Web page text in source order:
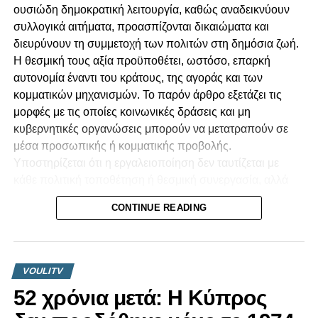
ουσιώδη δημοκρατική λειτουργία, καθώς αναδεικνύουν
συλλογικά αιτήματα, προασπίζονται δικαιώματα και
διευρύνουν τη συμμετοχή των πολιτών στη δημόσια ζωή.
Η θεσμική τους αξία προϋποθέτει, ωστόσο, επαρκή
αυτονομία έναντι του κράτους, της αγοράς και των
κομματικών μηχανισμών. Το παρόν άρθρο εξετάζει τις
μορφές με τις οποίες κοινωνικές δράσεις και μη
κυβερνητικές οργανώσεις μπορούν να μετατραπούν σε
μέσα προσωπικής ή κομματικής προβολής.
Υποστηρίζεται ότι η εργαλειοποίηση δεν ταυτίζεται με
προκύπτει όταν αποκρύπτονται οι πραγματικές σχέσεις
διοργάνωσης, χρηματοδότησης, ελέγχου και
συμφερόντων, στη συγκαλυμμένη πολιτική διαφήμιση και
στις συνέπειες των πρακτικών αυτών για την
εμπιστοσύνη, την πολυφωνία και την ισότητα του
CONTINUE READING
VOULITV
52 χρόνια μετά: Η Κύπρος